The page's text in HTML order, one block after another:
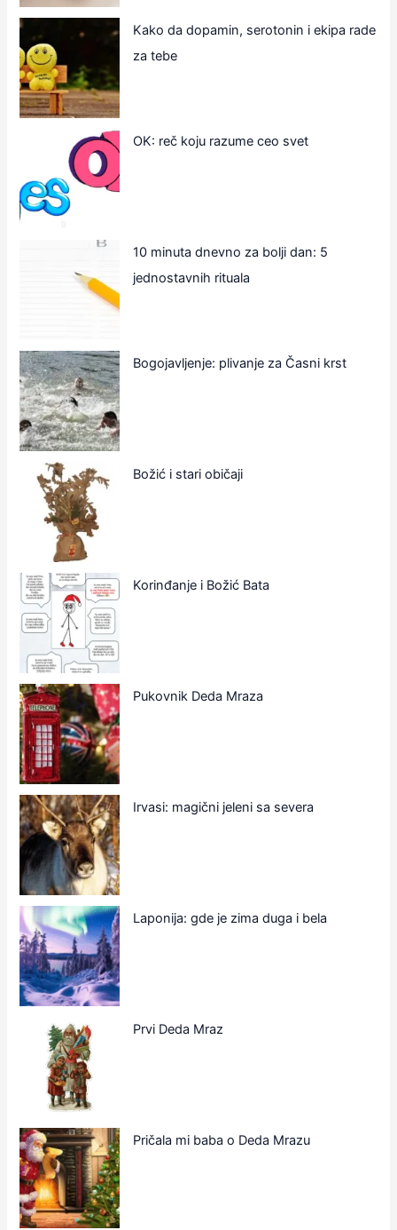
Kako da dopamin, serotonin i ekipa rade
za tebe
OK: reč koju razume ceo svet
10 minuta dnevno za bolji dan: 5
jednostavnih rituala
Bogojavljenje: plivanje za Časni krst
Božić i stari običaji
Korinđanje i Božić Bata
Pukovnik Deda Mraza
Irvasi: magični jeleni sa severa
Laponija: gde je zima duga i bela
Prvi Deda Mraz
Pričala mi baba o Deda Mrazu